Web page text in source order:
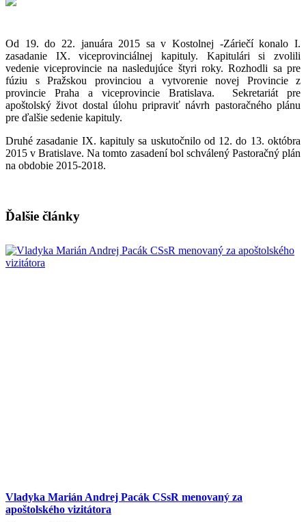
Od 19. do 22. januára 2015 sa v Kostolnej -Záriečí konalo I.
zasadanie IX. viceprovinciálnej kapituly. Kapitulári si zvolili
vedenie viceprovincie na nasledujúce štyri roky. Rozhodli sa pre
fúziu s Pražskou provinciou a vytvorenie novej Provincie z
provincie Praha a viceprovincie Bratislava. Sekretariát pre
apoštolský život dostal úlohu pripraviť návrh pastoračného plánu
pre ďalšie sedenie kapituly.
Druhé zasadanie IX. kapituly sa uskutočnilo od 12. do 13. októbra
2015 v Bratislave. Na tomto zasadení bol schválený Pastoračný plán
na obdobie 2015-2018.
Ďalšie články
Vladyka Marián Andrej Pacák CSsR menovaný za
apoštolského vizitátora